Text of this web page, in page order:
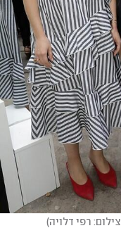
צילום: רפי דלויה)